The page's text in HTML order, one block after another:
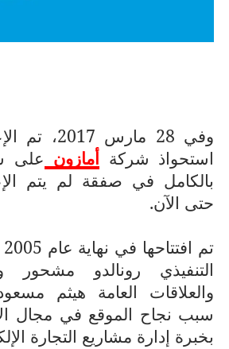
وفي 28 مارس
استحواذ شركة أمازون على
بالكامل في صفقة لم يتم
حتى الآن.
التنفيذي رونالدو مشحور
والعلاقات العامة هيثم
سبب نجاح الموقع في مجال
بخبرة إدارة مشاريع التجارة